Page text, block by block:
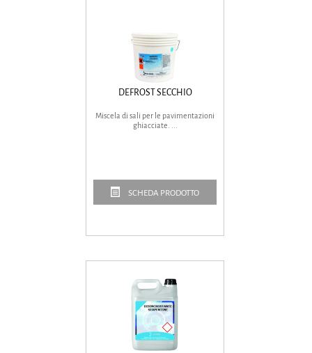
DEFROST SECCHIO
Miscela di sali per le pavimentazioni
ghiacciate. ...
SCHEDA PRODOTTO